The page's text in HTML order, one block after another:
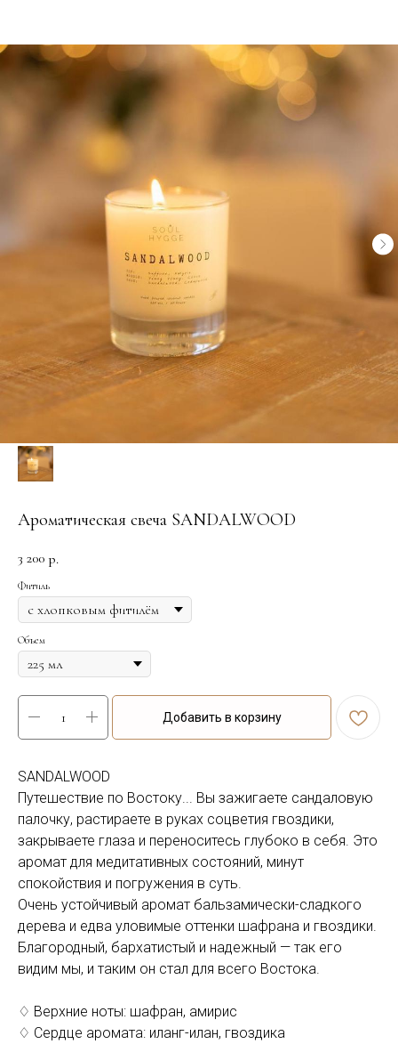
Ароматическая свеча SANDALWOOD
3 200 р.
Фитиль
Объем
Добавить в корзину
SANDALWOOD
Путешествие по Востоку... Вы зажигаете сандаловую
палочку, растираете в руках соцветия гвоздики,
закрываете глаза и переноситесь глубоко в себя. Это
аромат для медитативных состояний, минут
спокойствия и погружения в суть.
Очень устойчивый аромат бальзамически-сладкого
дерева и едва уловимые оттенки шафрана и гвоздики.
Благородный, бархатистый и надежный — так его
видим мы, и таким он стал для всего Востока.
♢ Верхние ноты: шафран, амирис
♢ Сердце аромата: иланг-илан, гвоздика